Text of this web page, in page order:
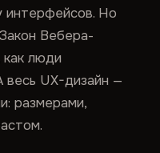
интерфейсов. Но
Вебера-
люди
весь UX-дизайн —
размерами,